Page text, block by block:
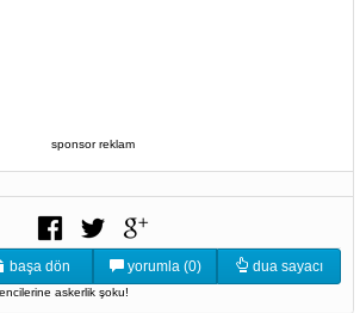
sponsor reklam
başa dön yorumla (0) dua sayacı
askerlik şoku!